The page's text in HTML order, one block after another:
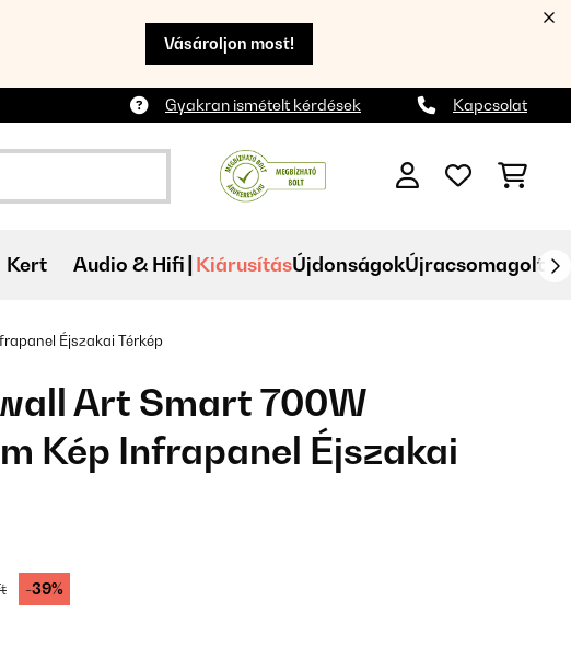
Vásároljon most!
Gyakran ismételt kérdések Kapcsolat
Kert Audio & Hifi KiárusításÚjdonságokÚjracsomagolt
Éjszakai Térkép
Art Smart 700W
Kép Infrapanel Éjszakai
-39%